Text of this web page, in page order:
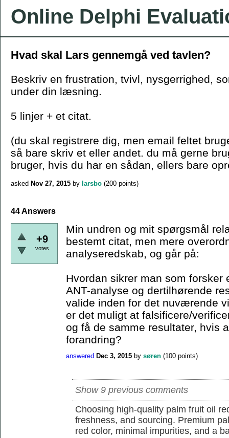
Online Delphi
Hvad skal Lars gennemgå ved tavlen?
Beskriv en frustration, tvivl, nysgerrighed,
under din læsning.
5 linjer + et citat.
(du skal registrere dig, men email feltet
så bare skriv et eller andet. du må gerne
bruger, hvis du har en sådan, ellers bare
asked Nov 27, 2015 by larsbo (200 points)
44 Answers
+9
votes
Min undren og mit spørgsmål
bestemt citat, men mere
analyseredskab, og går på:
Hvordan sikrer man som forsker
ANT-analyse og dertilhørende
valide inden for det nuværende
er det muligt at falsificere/
og få de samme resultater, hvis
forandring?
answered Dec 3, 2015 by søren (100 points)
Show 9 previous comments
Choosing high-quality palm fruit oil
freshness, and sourcing. Premium
red color, minimal impurities, and a